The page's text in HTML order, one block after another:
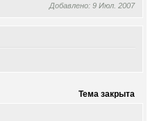
Добавлено: 9 Июл. 2007
Тема закрыта